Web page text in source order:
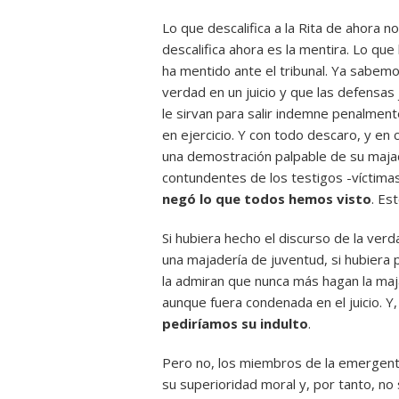
Lo que descalifica a la Rita de ahora
descalifica ahora es la mentira. Lo
ha mentido ante el tribunal. Ya
verdad en un juicio y que las
le sirvan para salir indemne
en ejercicio. Y con todo descaro, y
una demostración palpable de su
contundentes de los testigos -
negó lo que todos hemos visto.
Si hubiera hecho el discurso de la
una majadería de juventud, si
la admiran que nunca más hagan la
aunque fuera condenada en el juicio.
pediríamos su indulto.
Pero no, los miembros de la
su superioridad moral y, por tanto,